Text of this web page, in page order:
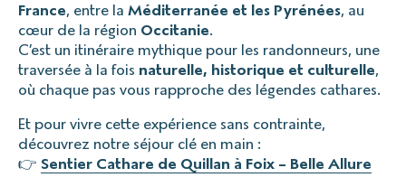
France, entre la Méditerranée et les Pyrénées, au
cœur de la région Occitanie.
C’est un itinéraire mythique pour les randonneurs, une
traversée à la fois naturelle, historique et culturelle,
où chaque pas vous rapproche des légendes cathares.
Et pour vivre cette expérience sans contrainte,
découvrez notre séjour clé en main :
👉 Sentier Cathare de Quillan à Foix – Belle Allure